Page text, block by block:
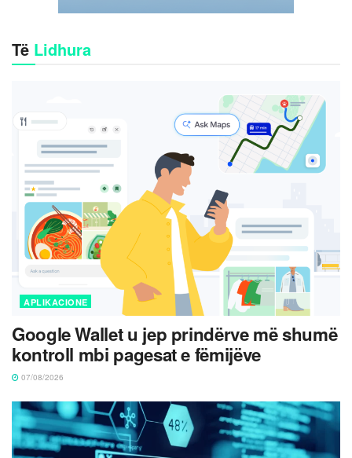
Të Lidhura
APLIKACIONE
Google Wallet u jep prindërve më shumë
kontroll mbi pagesat e fëmijëve
07/08/2026